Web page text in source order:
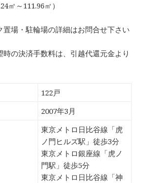
㎡～111.96㎡）
場・駐輪場の詳細はお問合せ下さい
の決済手数料は、引越代還元金より
122戸
2007年3月
東京メトロ日比谷線「虎
ノ門ヒルズ駅」徒歩3分
東京メトロ銀座線「虎ノ
門駅」徒歩5分
東京メトロ日比谷線「神